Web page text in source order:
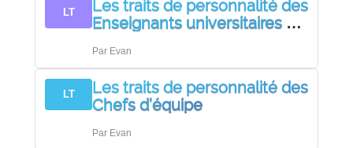
LT
Les traits de personnalité des
Enseignants universitaires et
Par Evan
LT
Les traits de personnalité des
Chefs d’équipe
Par Evan